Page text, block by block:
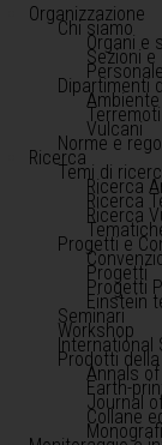
Organizzazione
Chi siamo
Organi e
Sezioni e
Dipartimenti
Ambiente
Terremoti
Vulcani
Norme e
Ricerca
Temi di
Ricerca
Ricerca
Ricerca
Progetti e
Progetti
Progetti
Einstein
Seminari
Workshop
International
Prodotti
Annals
Earth-
Journal
Collane